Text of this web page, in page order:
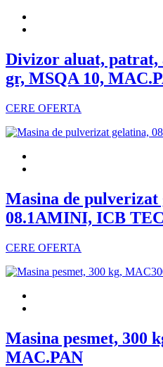
Divizor aluat, patrat,
gr, MSQA 10,
CERE OFERTA
Masina de pulverizat
08.1AMINI, ICB
CERE OFERTA
Masina pesmet, 300
MAC.PAN